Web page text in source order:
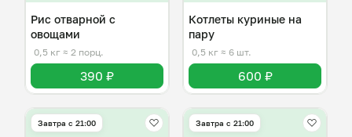
Рис отварной с
овощами
0,5 кг ≈ 2 порц.
390 ₽
Котлеты куриные на
пару
0,5 кг ≈ 6 шт.
600 ₽
Завтра c 21:00 Завтра c 21:00